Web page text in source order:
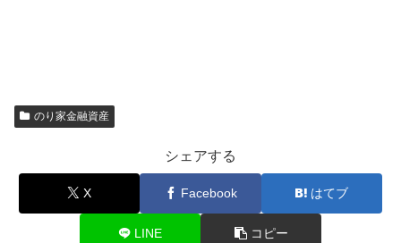
のり家金融資産
シェアする
X Facebook はてブ
LINE コピー